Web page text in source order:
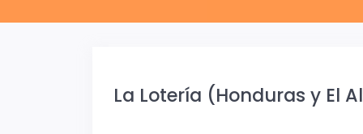
La Lotería (Honduras y El